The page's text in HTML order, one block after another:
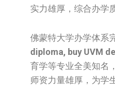
实力雄厚，综合办学
佛蒙特大学办学体系
diploma, buy UVM
育学等专业全美知名
师资力量雄厚，为学